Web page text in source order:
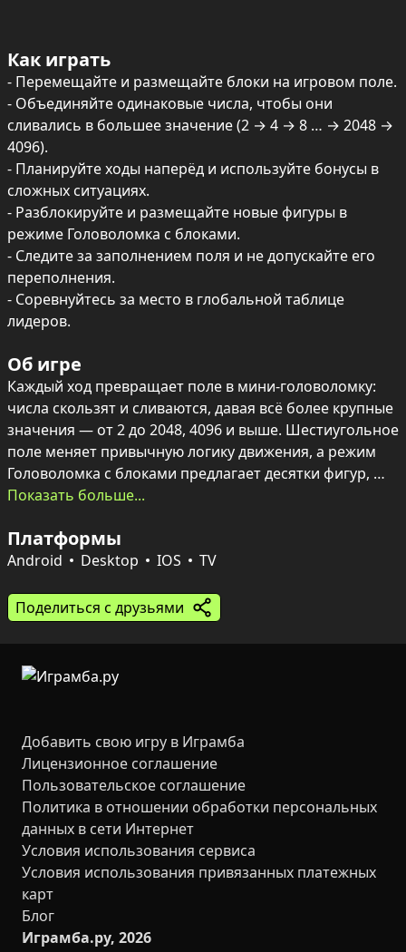
Как играть
- Перемещайте и размещайте блоки на игровом поле.
- Объединяйте одинаковые числа, чтобы они
сливались в большее значение (2 → 4 → 8 … → 2048 →
4096).
- Планируйте ходы наперёд и используйте бонусы в
сложных ситуациях.
- Разблокируйте и размещайте новые фигуры в
режиме Головоломка с блоками.
- Следите за заполнением поля и не допускайте его
переполнения.
- Соревнуйтесь за место в глобальной таблице
лидеров.
Об игре
Каждый ход превращает поле в мини‑головоломку:
числа скользят и сливаются, давая всё более крупные
значения — от 2 до 2048, 4096 и выше. Шестиугольное
поле меняет привычную логику движения, а режим
Головоломка с блоками предлагает десятки фигур,
которые нужно открывать и умело размещать.
Доступны бонусы для сложных ситуаций, а
глобальная таблица лидеров позволяет сравнить
правила с глубокой тактической составляющей —
каждый ход требует планирования и точного расчёта.
Показать больше...
Платформы
Android Desktop IOS TV
Поделиться с друзьями
Добавить свою игру в Играмба
Лицензионное соглашение
Пользовательское соглашение
Политика в отношении обработки персональных
данных в сети Интернет
Условия использования сервиса
Условия использования привязанных платежных
карт
Блог
Играмба.ру, 2026